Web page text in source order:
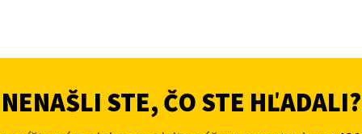
NENAŠLI STE, ČO STE HĽADALI?